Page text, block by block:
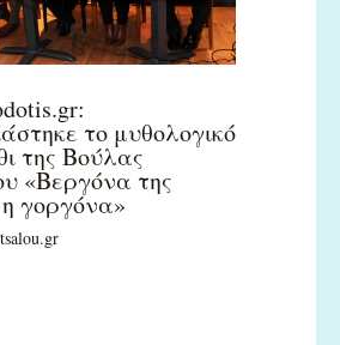
το μυθολογικό
της Βούλας
«Βεργόνα της
γοργόνα»